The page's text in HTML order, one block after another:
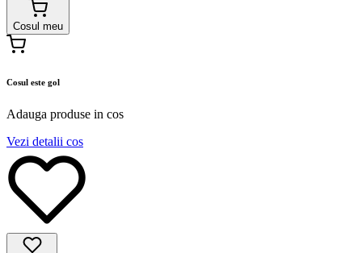
Cosul meu
Cosul este gol
Adauga produse in cos
Vezi detalii cos